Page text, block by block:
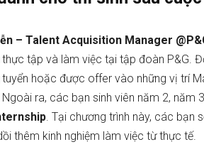
– Talent Acquisition Manager
thực tập và làm việc tại tập đoàn P&G.
hoặc được offer vào những vị trí
Ngoài ra, các bạn sinh viên năm 2, năm
. Tại chương trình này, các bạn
thêm kinh nghiệm làm việc từ thực tế.